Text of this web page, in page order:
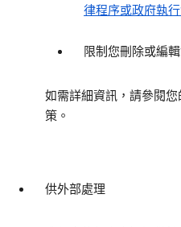
律程序或政府執
限制您刪除或編
如需詳細資訊，請參閱
策。
供外部處理